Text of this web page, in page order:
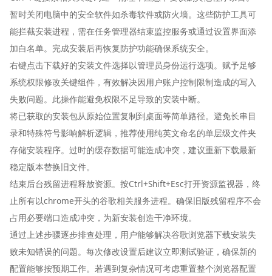
暂时关闭电脑中的安全软件如杀毒软件或防火墙。这些防护工具可
能拦截安装进程，需在任务管理器结束监控服务或通过设置界面添
加白名单。完成安装后再恢复防护功能确保系统安全。
右键点击下载好的安装文件选择以管理员身份运行选项。赋予足够
系统权限修改关键组件，有效解决因用户账户控制限制造成的写入
失败问题。此操作能避免权限不足导致的安装中断。
将已获取的安装包从原始位置复制到桌面等简单路径。避免长串目
录和特殊符号影响解析逻辑，推荐使用纯英文命名的单层级文件夹
存储安装程序。过时的缓存数据可能造成冲突，建议重新下载最新
稳定版本替换旧文件。
结束后台残留进程释放资源。按Ctrl+Shift+Esc打开资源监视器，终
止所有以chrome开头的谷歌相关服务进程。确保旧版残留程序不会
占用必要端口造成冲突，为新安装创造干净环境。
通过上述步骤逐步排查处理，用户能够解决谷歌浏览器下载安装失
败未知错误的问题。每次修改设置后建议立即测试验证，确保新的
配置能够按预期工作。若遇到复杂情况可考虑重置整个浏览器配置